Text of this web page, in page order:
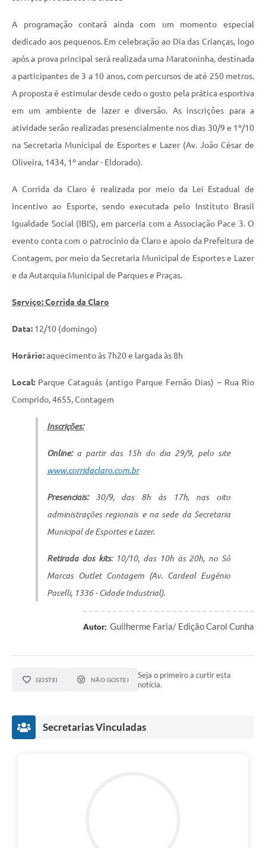
A programação contará ainda com um momento especial
dedicado aos pequenos. Em celebração ao Dia das Crianças, logo
após a prova principal será realizada uma Maratoninha, destinada
a participantes de 3 a 10 anos, com percursos de até 250 metros.
A proposta é estimular desde cedo o gosto pela prática esportiva
em um ambiente de lazer e diversão. As inscrições para a
atividade serão realizadas presencialmente nos dias 30/9 e 1º/10
na Secretaria Municipal de Esportes e Lazer (Av. João César de
Oliveira, 1434, 1º andar - Eldorado).
A Corrida da Claro é realizada por meio da Lei Estadual de
Incentivo ao Esporte, sendo executada pelo Instituto Brasil
Igualdade Social (IBIS), em parceria com a Associação Pace 3. O
evento conta com o patrocínio da Claro e apoio da Prefeitura de
Contagem, por meio da Secretaria Municipal de Esportes e Lazer
e da Autarquia Municipal de Parques e Praças.
Serviço: Corrida da Claro
Data: 12/10 (domingo)
Horário:aquecimento às 7h20 e largada às 8h
Local: Parque Cataguás (antigo Parque Fernão Dias) – Rua Rio
Comprido, 4655, Contagem
Inscrições:
Online:a partir das 15h do dia 29/9, pelo site
www.corridaclaro.com.br
Presenciais:30/9, das 8h às 17h, nas oito
administrações regionais e na sede da Secretaria
Municipal de Esportes e Lazer.
Retirada dos kits: 10/10, das 10h às 20h, no Só
Marcas Outlet Contagem (Av. Cardeal Eugênio
Pacelli, 1336 - Cidade Industrial).
Autor: Guilherme Faria/ Edição Carol Cunha
GOSTEI NÃO GOSTEI
Seja o primeiro a curtir esta
notícia.
Secretarias Vinculadas